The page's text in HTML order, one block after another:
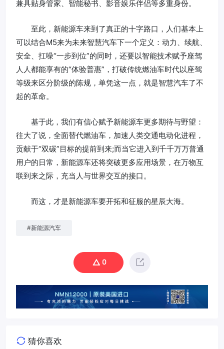
兼具贴身管家、智能秘书、影音娱乐伴侣等多重身份。
至此，新能源车来到了真正的十字路口，人们基本上
可以结合M5来为未来智慧汽车下一个定义：动力、续航、
安全、扛噪“一步到位”的同时，还要以智能技术赋予座驾
人人都能享有的“体验普惠”，打破传统燃油车时代以座驾
等级来区分阶级的陈规，单凭这一点，就是智慧汽车了不
起的革命。
基于此，我们有信心赋予新能源车更多期待与野望：
往大了说，全面替代燃油车，加速人类交通电动化进程，
贡献于“双碳”目标的提前到来;而当它进入到千千万万普通
用户的日常，新能源车还将突破更多应用场景，在万物互
联到来之际，充当人与世界交互的接口。
而这，才是新能源车要开拓和征服的星辰大海。
#新能源汽车
0
猜你喜欢